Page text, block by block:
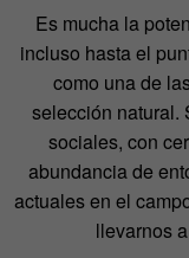
Es mucha la
incluso hasta el
como una de
selección natural.
sociales, con
abundancia de
actuales en el
llevarnos